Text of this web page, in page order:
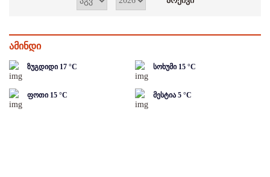
ამინდი
ზუგდიდი 17 °C სოხუმი 15 °C
ფოთი 15 °C მესტია 5 °C